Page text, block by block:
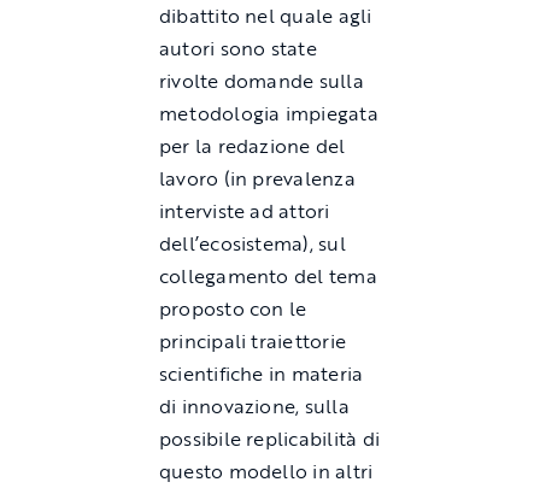
dibattito nel quale agli
autori sono state
rivolte domande sulla
metodologia impiegata
per la redazione del
lavoro (in prevalenza
interviste ad attori
dell’ecosistema), sul
collegamento del tema
proposto con le
principali traiettorie
scientifiche in materia
di innovazione, sulla
possibile replicabilità di
questo modello in altri